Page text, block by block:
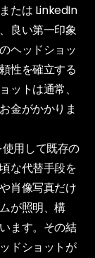
たは LinkedIn
良い第一印象
ヘッドショッ
性を確立する
ットは通常、
金がかかりま
用して既存の
な代替手段を
肖像写真だけ
が照明、構
ます。その結
ドショットが